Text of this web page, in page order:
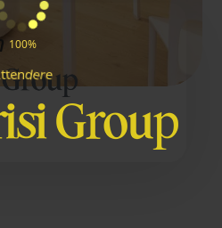
100%
ttendere